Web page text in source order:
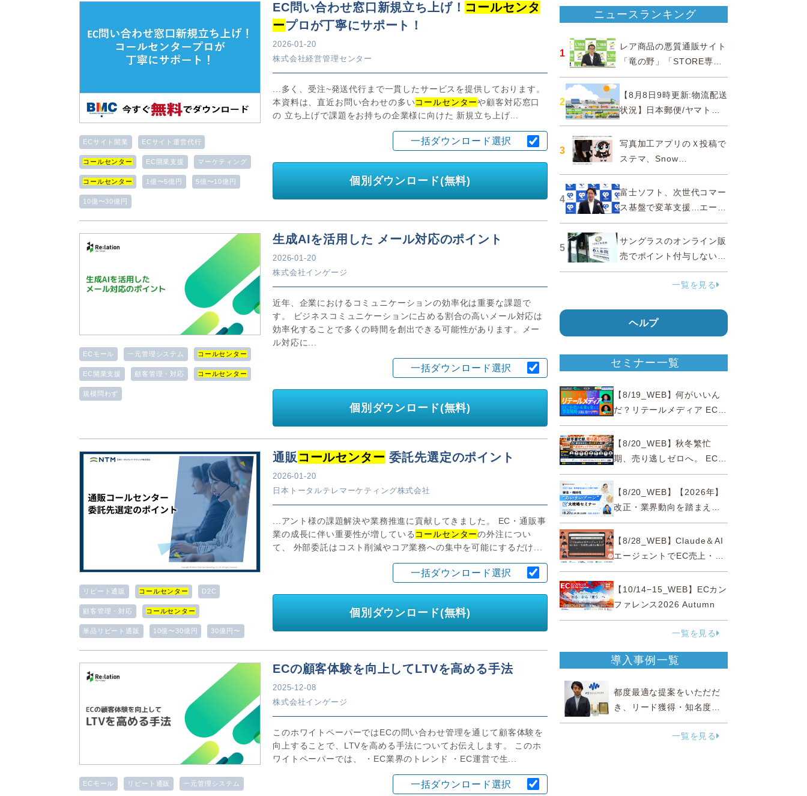
ECサイト開業 ECサイト運営代行
コールセンター EC開業支援 マーケティング
コールセンター 1億〜5億円 5億〜10億円
10億〜30億円
EC問い合わせ窓口新規立ち上げ！ コールセンタ
ープロが丁寧にサポート！
2026-01-20
株式会社経営管理センター
...多く、受注~発送代行まで一貫したサービスを提供しております。
本資料は、直近お問い合わせの多いコールセンターや顧客対応窓口
の 立ち上げで課題をお持ちの企業様に向けた 新規立ち上げ...
一括ダウンロード選択
個別ダウンロード(無料)
ECモール 一元管理システム コールセンター
EC開業支援 顧客管理・対応 コールセンター
規模問わず
生成AIを活用した メール対応のポイント
2026-01-20
株式会社インゲージ
近年、企業におけるコミュニケーションの効率化は重要な課題で
す。 ビジネスコミュニケーションに占める割合の高いメール対応は
効率化することで多くの時間を創出できる可能性があります。メー
ル対応に...
一括ダウンロード選択
個別ダウンロード(無料)
リピート通販 コールセンター D2C
顧客管理・対応 コールセンター
単品リピート通販 10億〜30億円 30億円〜
通販 コールセンター 委託先選定のポイント
2026-01-20
日本トータルテレマーケティング株式会社
...アント様の課題解決や業務推進に貢献してきました。 EC・通販事
業の成長に伴い重要性が増している コールセンターの外注につい
て、 外部委託はコスト削減やコア業務への集中を可能にするだけ...
一括ダウンロード選択
個別ダウンロード(無料)
ECモール リピート通販 一元管理システム
ECの顧客体験を向上してLTVを高める手法
2025-12-08
株式会社インゲージ
このホワイトペーパーではECの問い合わせ管理を通じて顧客体験を
向上することで、LTVを高める手法についてお伝えします。 このホ
ワイトペーパーでは、 ・EC業界のトレンド ・EC運営で生...
一括ダウンロード選択
ニュースランキング
1
レア商品の悪質通販サイト
「竜の野」「STORE専門
ショップ」などに注意…消
費者庁
2
【8月8日9時更新:物流配送
状況】日本郵便/ヤマト運
輸/佐川急便/西濃運輸/福山
通運
3
写真加工アプリのＸ投稿で
ステマ、Snow
Corporationと日本法人に
措置命令
4
富士ソフト、次世代コマー
ス基盤で変革支援…エージ
ェンティックコマースに対
応
5
サングラスのオンライン販
売でポイント付与しないよ
う要請、ルックスオティカ
ジャパンが確約手続
一覧を見る
ヘルプ
セミナー一覧
【8/19_WEB】何がいいん
だ？リテールメディア EC・
小売の未来を変える事業戦
略【8/20_WEB】秋冬繁忙
期、売り逃しゼロへ。 EC運
営効率化と機会損失を防ぐ
『直前チェックポイント』
【8/20_WEB】【2026年】
改正・業界動向を踏まえて
事例で理解 健食・機能
性“あいまいゾーン”大攻略セ
ミナー
【8/28_WEB】Claude＆AI
エージェントでEC売上・生
産性の両方を爆上げ ～ただ
使うだけじゃない！&qu...
【10/14−15_WEB】ECカン
ファレンス2026 Autumn
一覧を見る
導入事例一覧
都度最適な提案をいただだ
き、リード獲得・知名度向
上に効果実感
一覧を見る